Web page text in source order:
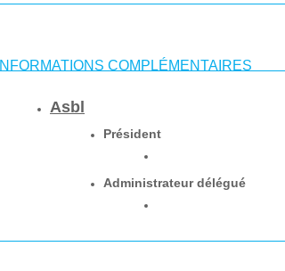
INFORMATIONS COMPLÉMENTAIRES
Asbl
Président
Administrateur délégué